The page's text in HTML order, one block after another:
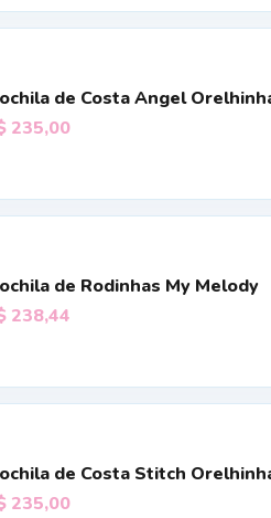
de Costa Angel
235,00
de Rodinhas My Melody
238,44
de Costa Stitch
235,00